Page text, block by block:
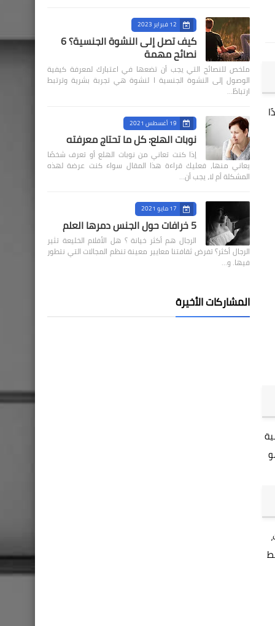
متوسط
12 فبراير 2023
كيف تصل إلى النشوة الجنسية؟ 6
نصائح مهمة
ملخص للنصائح التي يجب أن تضعها في اعتبارك لمعرفة كيفية
الوصول إلى النشوة الجنسية ا لنشوة هي تجربة بشرية وترتبط
ارتباطً…
19 أغسطس 2021
نوبات الهلع: كل ما تحتاج معرفته
إذا كنت تعاني من نوبات الهلع أو تعرف شخصًا
يعاني منها، فعليك قراءة هذا المقال سواء كنت عرضة لهذه
المشكلة أم لا، يجب أن…
17 مايو 2021
5 خرافات حول الجنس دمرها العلم
الرجال هم أكثر خيانة ؟ هل الأفلام الخليعة تثير
الرجال أكثر؟ تفرض ثقافتنا معايير معينة تنظم المجالات التي نتطور
فيها. و…
المشاركات الأخيرة